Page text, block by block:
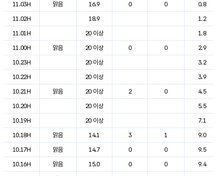
11.03H
맑음 16.9 0 0
0.8
11.02H
18.9
1.2
11.01H
20 이상
1.8
11.00H
맑음 20 이상 0 0
2.9
10.23H
20 이상
3.2
10.22H
20 이상
3.9
10.21H
맑음 20 이상 2 0
4.5
10.20H
20 이상
5.5
10.19H
20 이상
7.1
10.18H
맑음 14.1 3 1
9.0
10.17H
맑음 14.7 0 0
9.5
10.16H
맑음 15.0 0 0
9.4